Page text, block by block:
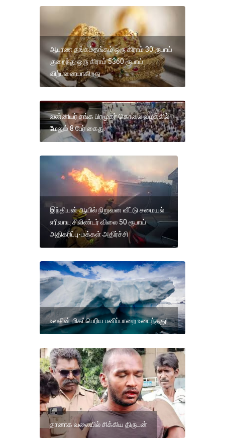
ஆபரண தங்கம்தங்கம் ஒரு கிராம் 30 ரூபாய்
குறைந்து ஒரு கிராம் 5360 ரூபாய்
விற்பனையாகிறது.
வன்னியர் சங்க பிரமுகர் கொலை வழக்கில்
மேலும் 8 பேர் கைது.
இந்தியன் ஆயில் நிறுவன வீட்டு சமையல்
எரிவாயு சிலிண்டர் விலை 50 ரூபாய்
அதிகரிப்பு-மக்கள் அதிர்ச்சி
உலகின் மிகப்பெரிய பனிப்பாறை உடைந்தது!
தானாக வலையில் சிக்கிய திருடன்